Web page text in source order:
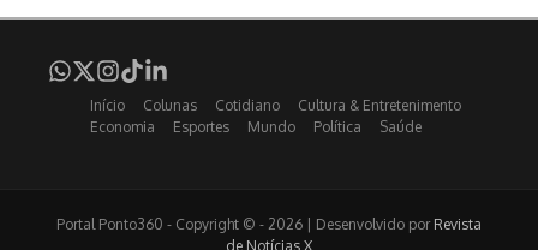
Início Colunas Cotidiano
Cultura & Entretenimento
Economia
Esportes Mundo Política Saúde
Portal Ponto360 - Copyright © - 2026 | Desenvolvido por Revista
de Notícias X